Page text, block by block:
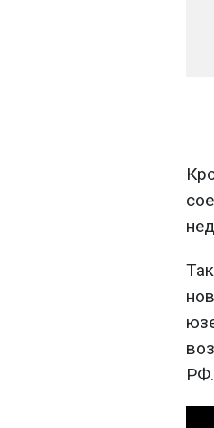
РФ.